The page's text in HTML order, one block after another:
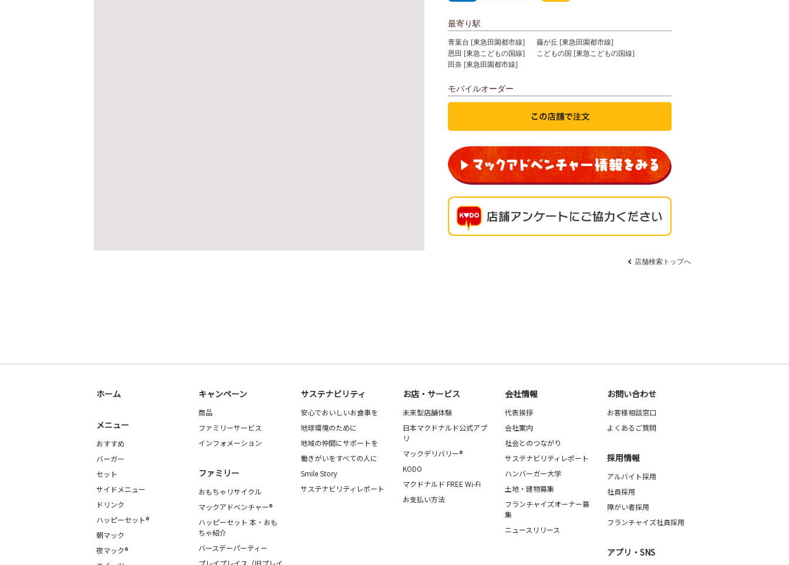
最寄り駅
青葉台 [東急田園都市線]
藤が丘 [東急田園都市線]
恩田 [東急こどもの国線]
こどもの国 [東急こどもの国線]
田奈 [東急田園都市線]
モバイルオーダー
店舗検索トップへ
ホーム
メニュー
おすすめ
バーガー
セット
サイドメニュー
ドリンク
ハッピーセット®
朝マック
夜マック®
キャンペーン
商品
ファミリーサービス
インフォメーション
ファミリー
おもちゃリサイクル
マックアドベンチャー®
ハッピーセット 本・おも
ちゃ紹介
バースデーパーティー
プレイプレイス（旧プレイ
サステナビリティ
安心でおいしいお食事を
地球環境のために
地域の仲間にサポートを
働きがいをすべての人に
Smile Story
サステナビリティレポート
お店・サービス
未来型店舗体験
日本マクドナルド公式アプ
リ
マックデリバリー®
KODO
マクドナルド FREE Wi-Fi
お支払い方法
会社情報
代表挨拶
会社案内
社会とのつながり
サステナビリティレポート
ハンバーガー大学
土地・建物募集
フランチャイズオーナー募
集
ニュースリリース
お問い合わせ
お客様相談窓口
よくあるご質問
採用情報
アルバイト採用
社員採用
障がい者採用
フランチャイズ社員採用
アプリ・SNS